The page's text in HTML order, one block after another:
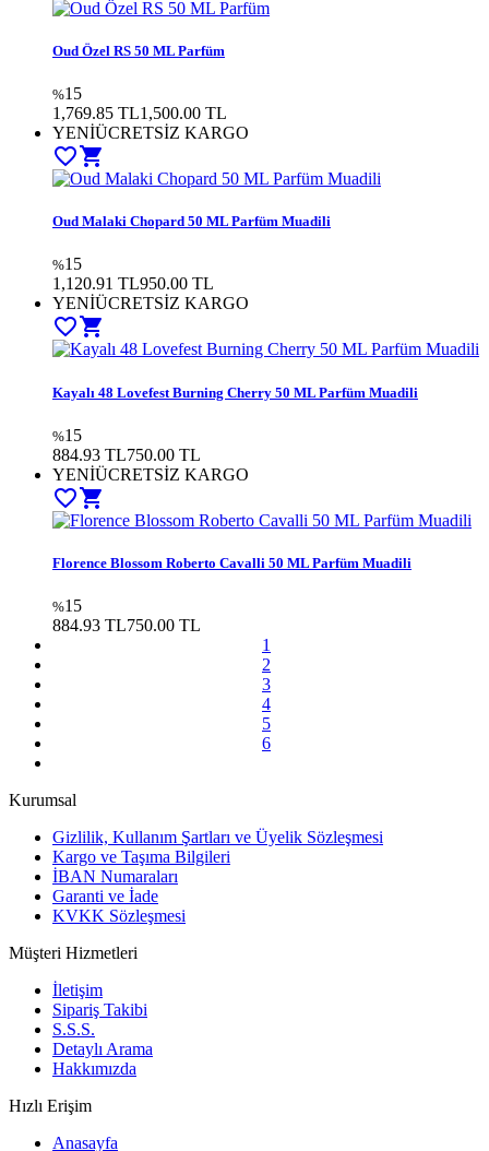
Oud Özel RS 50 ML Parfüm
%15
1,769.85 TL1,500.00 TL
YENİÜCRETSİZ KARGO
favorite_bordershopping_cart
Oud Malaki Chopard 50 ML Parfüm Muadili
%15
1,120.91 TL950.00 TL
YENİÜCRETSİZ KARGO
favorite_bordershopping_cart
Kayalı 48 Lovefest Burning Cherry 50 ML Parfüm Muadili
%15
884.93 TL750.00 TL
YENİÜCRETSİZ KARGO
favorite_bordershopping_cart
Florence Blossom Roberto Cavalli 50 ML Parfüm Muadili
%15
884.93 TL750.00 TL
1
2
3
4
5
6
Kurumsal
Gizlilik, Kullanım Şartları ve Üyelik Sözleşmesi
Kargo ve Taşıma Bilgileri
İBAN Numaraları
Garanti ve İade
KVKK Sözleşmesi
Müşteri Hizmetleri
İletişim
Sipariş Takibi
S.S.S.
Detaylı Arama
Hakkımızda
Hızlı Erişim
Anasayfa